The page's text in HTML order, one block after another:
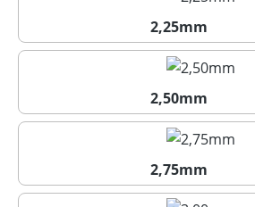
2,25mm
2,25mm
2,50mm
2,50mm
2,75mm
2,75mm